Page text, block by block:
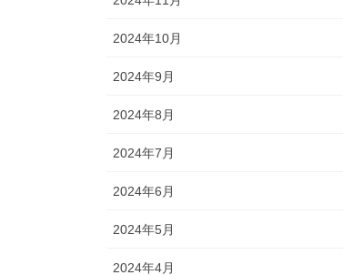
2024年10月
2024年9月
2024年8月
2024年7月
2024年6月
2024年5月
2024年4月